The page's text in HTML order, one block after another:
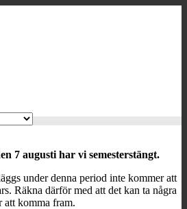
7 augusti har vi semesterstängt.
under denna period inte kommer att
Räkna därför med att det kan ta några
att komma fram.